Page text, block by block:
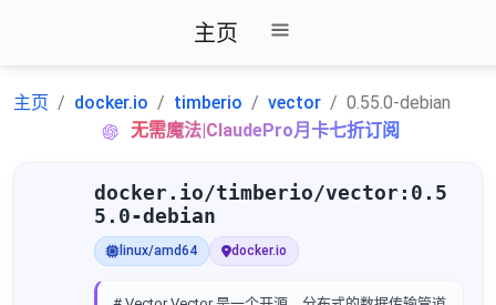
主页
主页 docker.io timberio vector
0.55.0-debian
无需魔法|ClaudePro月卡七折订阅
docker.io/timberio/vector:0.5
5.0-debian
linux/amd64 docker.io